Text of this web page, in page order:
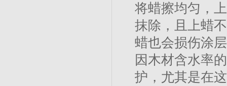
将蜡擦均匀，
抹除，且上蜡
蜡也会损伤涂
因木材含水率
护，尤其是在